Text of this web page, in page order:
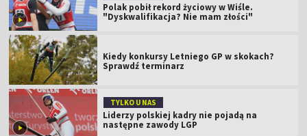
Polak pobił rekord życiowy w Wiśle.
"Dyskwalifikacja? Nie mam złości"
Kiedy konkursy Letniego GP w skokach?
Sprawdź terminarz
TYLKO U NAS
Liderzy polskiej kadry nie pojadą na
następne zawody LGP